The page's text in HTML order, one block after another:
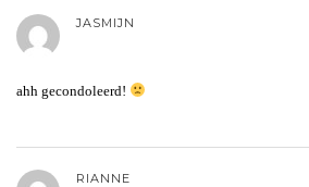
JASMIJN
ahh gecondoleerd!
RIANNE